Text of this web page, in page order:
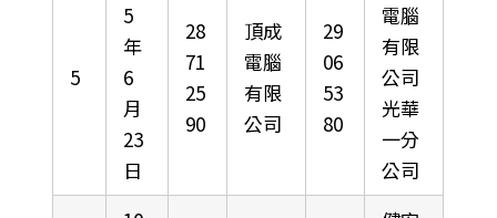
5
5
年
6
月
23
日
28
71
25
90
頂成
電腦
有限
公司
29
06
53
80
電腦
有限
公司
光華
一分
公司